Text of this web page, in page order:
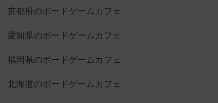
京都府のボードゲームカフェ
愛知県のボードゲームカフェ
福岡県のボードゲームカフェ
北海道のボードゲームカフェ